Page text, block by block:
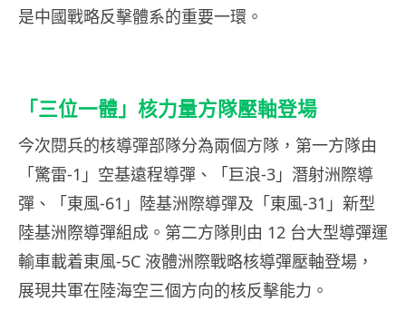
是中國戰略反擊體系的重要一環。
「三位一體」核力量方隊壓軸登場
今次閱兵的核導彈部隊分為兩個方隊，第一方隊由
「驚雷-1」空基遠程導彈、「巨浪-3」潛射洲際導
彈、「東風-61」陸基洲際導彈及「東風-31」新型
陸基洲際導彈組成。第二方隊則由 12 台大型導彈運
輸車載着東風-5C 液體洲際戰略核導彈壓軸登場，
展現共軍在陸海空三個方向的核反擊能力。